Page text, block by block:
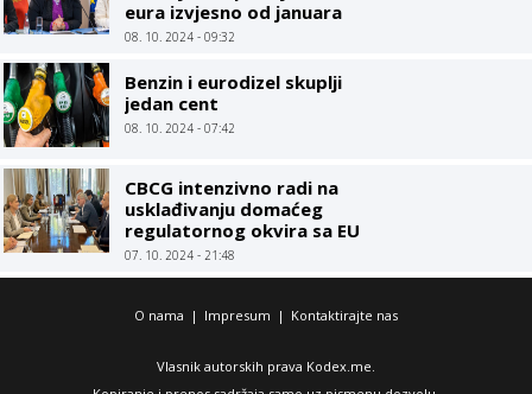
eura izvjesno od januara
08. 10. 2024 - 09:32
Benzin i eurodizel skuplji
jedan cent
08. 10. 2024 - 07:42
CBCG intenzivno radi na
usklađivanju domaćeg
regulatornog okvira sa EU
07. 10. 2024 - 21:48
O nama | Impresum | Kontaktirajte nas
Vlasnik autorskih prava Kodex.me.